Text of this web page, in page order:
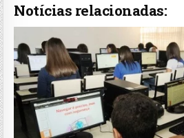
Notícias relacionadas: